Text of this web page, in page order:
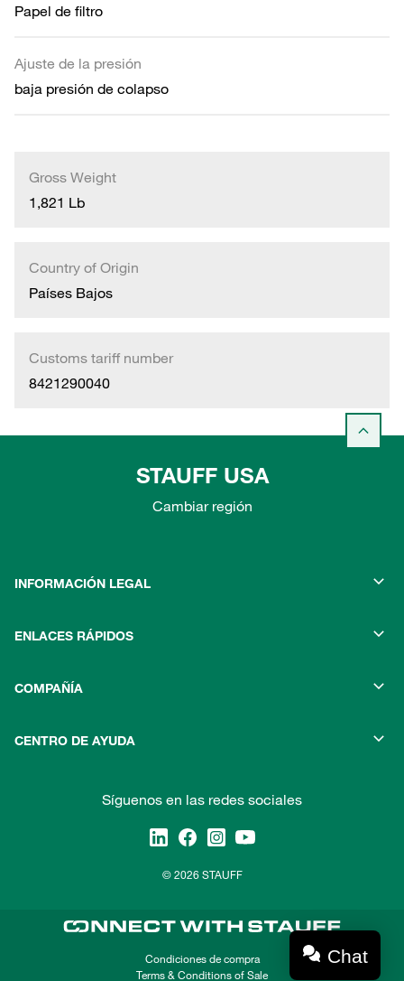
Papel de filtro
Ajuste de la presión
baja presión de colapso
Gross Weight
1,821 Lb
Country of Origin
Países Bajos
Customs tariff number
8421290040
STAUFF USA
Cambiar región
INFORMACIÓN LEGAL
ENLACES RÁPIDOS
COMPAÑÍA
CENTRO DE AYUDA
Síguenos en las redes sociales
© 2026 STAUFF
Condiciones de compra
Terms & Conditions of Sale
Chat